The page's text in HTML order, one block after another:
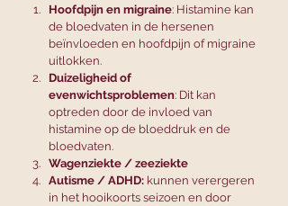
Hoofdpijn en migraine: Histamine kan
de bloedvaten in de hersenen
beïnvloeden en hoofdpijn of migraine
uitlokken.
Duizeligheid of
evenwichtsproblemen: Dit kan
optreden door de invloed van
histamine op de bloeddruk en de
bloedvaten.
Wagenziekte / zeeziekte
Autisme / ADHD: kunnen verergeren
in het hooikoorts seizoen en door